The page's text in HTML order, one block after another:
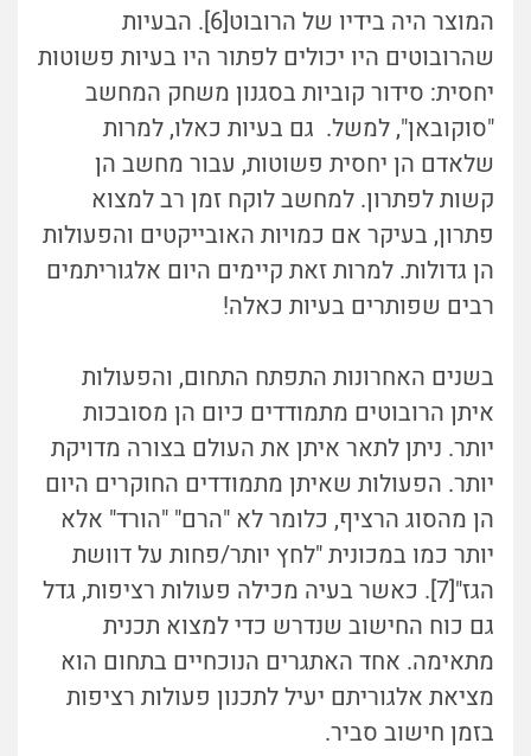
המוצר היה בידיו של הרובוט[6]. הבעיות
שהרובוטים היו יכולים לפתור היו בעיות פשוטות
יחסית: סידור קוביות בסגנון משחק המחשב
"סוקובאן", למשל. גם בעיות כאלו, למרות
שלאדם הן יחסית פשוטות, עבור מחשב הן
קשות לפתרון. למחשב לוקח זמן רב למצוא
פתרון, בעיקר אם כמויות האובייקטים והפעולות
הן גדולות. למרות זאת קיימים היום אלגוריתמים
רבים שפותרים בעיות כאלה!
בשנים האחרונות התפתח התחום, והפעולות
איתן הרובוטים מתמודדים כיום הן מסובכות
יותר. ניתן לתאר איתן את העולם בצורה מדויקת
יותר. הפעולות שאיתן מתמודדים החוקרים היום
הן מהסוג הרציף, כלומר לא "הרם" "הורד" אלא
יותר כמו במכונית "לחץ יותר/פחות על דוושת
הגז"[7]. כאשר בעיה מכילה פעולות רציפות, גדל
גם כוח החישוב שנדרש כדי למצוא תכנית
מתאימה. אחד האתגרים הנוכחיים בתחום הוא
מציאת אלגוריתם יעיל לתכנון פעולות רציפות
בזמן חישוב סביר.